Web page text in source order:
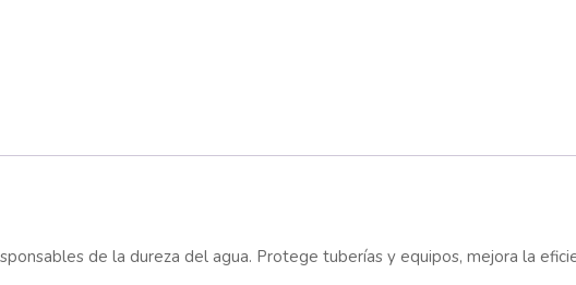
de la dureza del agua. Protege tuberías y equipos, mejora la